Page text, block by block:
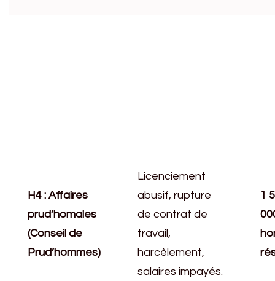
H4 : Affaires
prud’homales
(Conseil de
Prud’hommes)
Licenciement
abusif, rupture
de contrat de
travail,
harcèlement,
salaires impayés.
1